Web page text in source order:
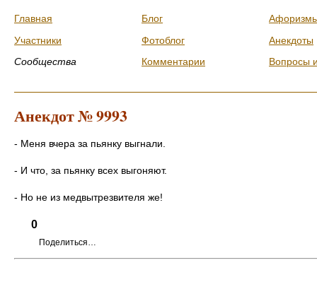
Главная
Участники
Сообщества
Блог
Фотоблог
Комментарии
Анекдоты
Вопросы
Анекдот № 9993
- Меня вчера за пьянку выгнали.
- И что, за пьянку всех выгоняют.
- Но не из медвытрезвителя же!
0
Поделиться…